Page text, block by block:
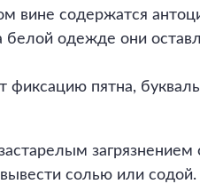
вине содержатся
одежде они
фиксацию пятна,
загрязнением
солью или содой.